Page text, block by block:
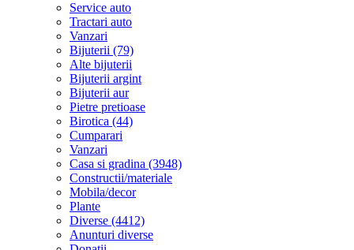
Service auto
Tractari auto
Vanzari
Bijuterii (79)
Alte bijuterii
Bijuterii argint
Bijuterii aur
Pietre pretioase
Birotica (44)
Cumparari
Vanzari
Casa si gradina (3948)
Constructii/materiale
Mobila/decor
Plante
Diverse (4412)
Anunturi diverse